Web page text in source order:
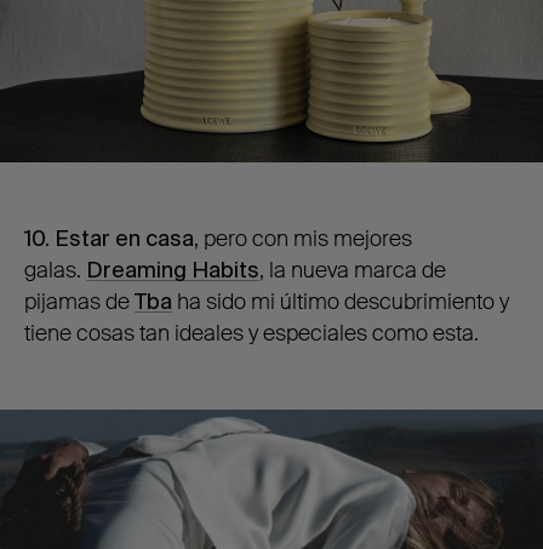
10. Estar en casa, pero con mis mejores
galas. Dreaming Habits, la nueva marca de
pijamas deTba ha sido mi último descubrimiento y
tiene cosas tan ideales y especiales como esta.